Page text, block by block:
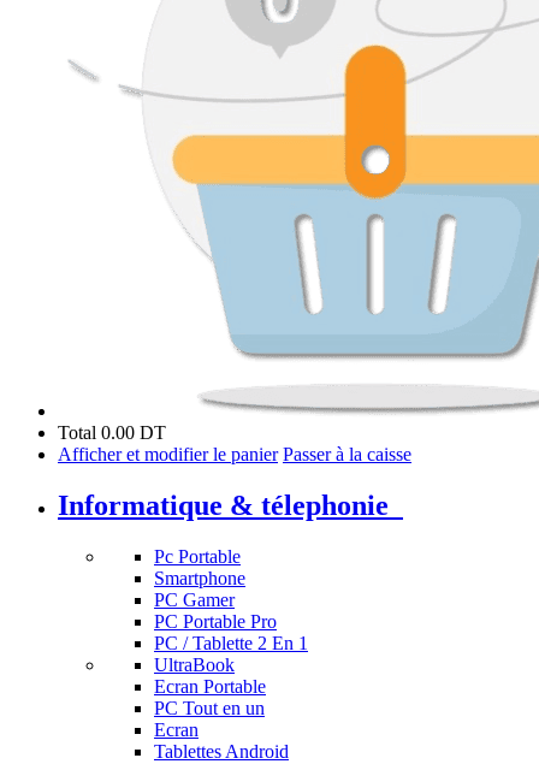
Total 0.00 DT
Afficher et modifier le panier Passer à la caisse
Informatique & télephonie
Pc Portable
Smartphone
PC Gamer
PC Portable Pro
PC / Tablette 2 En 1
UltraBook
Ecran Portable
PC Tout en un
Ecran
Tablettes Android